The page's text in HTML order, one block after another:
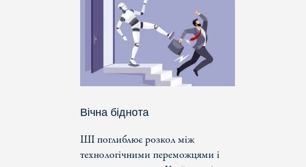
Вічна біднота
ШІ поглиблює розкол між
технологічними переможцями і